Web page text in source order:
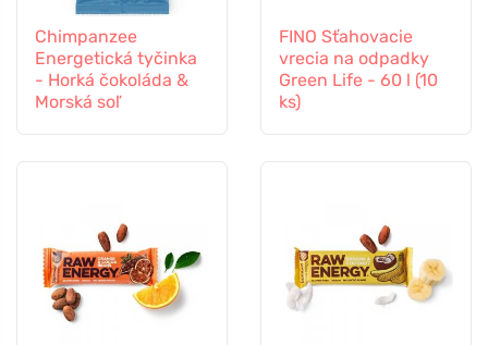
Chimpanzee
Energetická tyčinka
- Horká čokoláda &
Morská soľ
FINO Sťahovacie
vrecia na odpadky
Green Life - 60 l (10
ks)